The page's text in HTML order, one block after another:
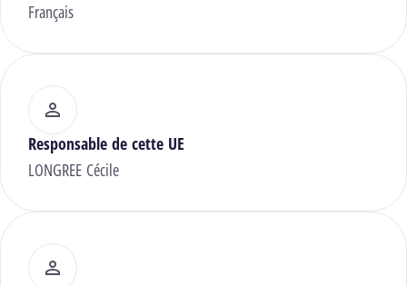
Français
Responsable de cette UE
LONGREE Cécile